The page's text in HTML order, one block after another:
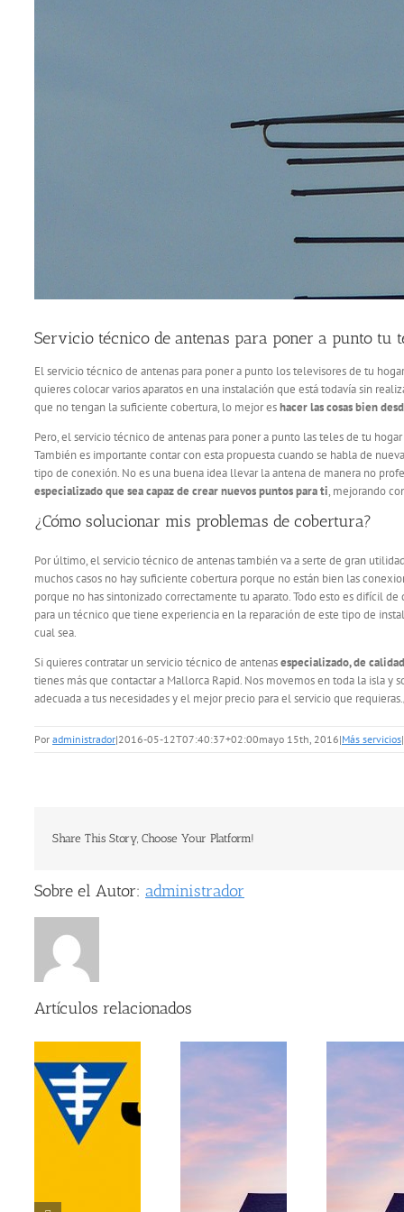
Servicio técnico de antenas para poner a punto tu
El servicio técnico de antenas para poner a punto los televisores de tu
quieres colocar varios aparatos en una instalación que está todavía sin
que no tengan la suficiente cobertura, lo mejor eshacer las cosas bien
Pero, el servicio técnico de antenas para poner a punto las teles de tu
También es importante contar con esta propuesta cuando se habla de
tipo de conexión. No es una buena idea llevar la antena de manera no
especializado que sea capaz de crear nuevos puntos para ti, mejorando
¿Cómo solucionar mis problemas de cobertura?
Por último, el servicio técnico de antenas también va a serte de gran
muchos casos no hay suficiente cobertura porque no están bien las
porque no has sintonizado correctamente tu aparato. Todo esto es difícil
para un técnico que tiene experiencia en la reparación de este tipo de
cual sea.
Si quieres contratar un servicio técnico de antenasespecializado, de
tienes más que contactar a Mallorca Rapid. Nos movemos en toda la isla y
adecuada a tus necesidades y el mejor precio para el servicio que
Por administrador|2016-05-12T07:40:37+02:00mayo 15th, 2016|Más servicios|
Share This Story, Choose Your Platform!
Sobre el Autor: administrador
Artículos relacionados